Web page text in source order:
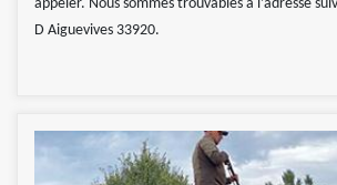
appeler. Nous sommes trouvables à l’adresse
D Aiguevives 33920.